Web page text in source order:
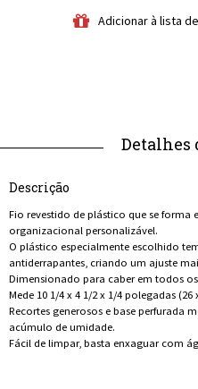
Descrição
Fio revestido de plástico que se forma
organizacional personalizável.
O plástico especialmente escolhido
antiderrapantes, criando um ajuste
Dimensionado para caber em todos
Mede 10 1/4 x 4 1/2 x 1/4 polegadas (26
Recortes generosos e base perfurada
acúmulo de umidade.
Fácil de limpar, basta enxaguar com